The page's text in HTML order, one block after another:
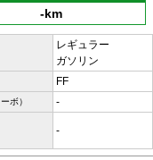
-km
レギュラー
ガソリン
FF
ボ） -
-